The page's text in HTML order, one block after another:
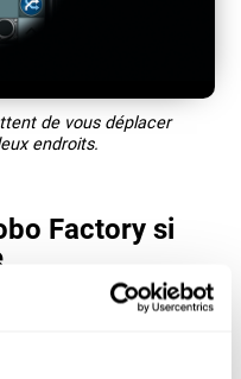
de vous déplacer
endroits.
Factory si
traitement tels que Robo
aux cibles et à